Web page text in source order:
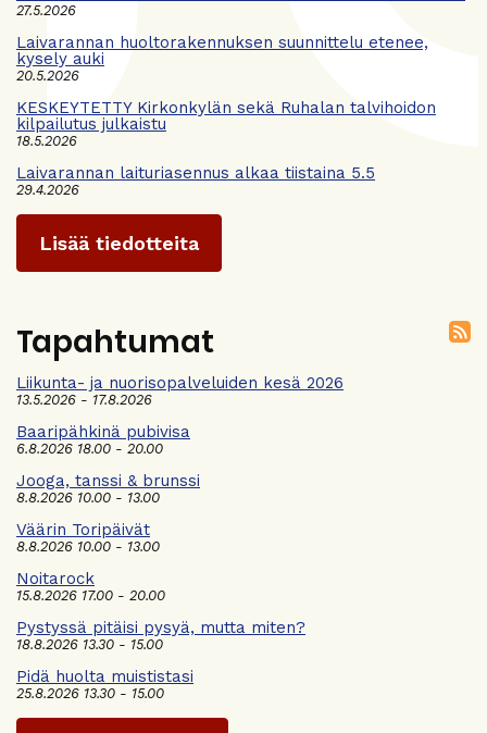
27.5.2026
Laivarannan huoltorakennuksen suunnittelu etenee,
kysely auki
20.5.2026
KESKEYTETTY Kirkonkylän sekä Ruhalan talvihoidon
kilpailutus julkaistu
18.5.2026
Laivarannan laituriasennus alkaa tiistaina 5.5
29.4.2026
Lisää tiedotteita
Tapahtumat
Liikunta- ja nuorisopalveluiden kesä 2026
13.5.2026 - 17.8.2026
Baaripähkinä pubivisa
6.8.2026 18.00 - 20.00
Jooga, tanssi & brunssi
8.8.2026 10.00 - 13.00
Väärin Toripäivät
8.8.2026 10.00 - 13.00
Noitarock
15.8.2026 17.00 - 20.00
Pystyssä pitäisi pysyä, mutta miten?
18.8.2026 13.30 - 15.00
Pidä huolta muististasi
25.8.2026 13.30 - 15.00